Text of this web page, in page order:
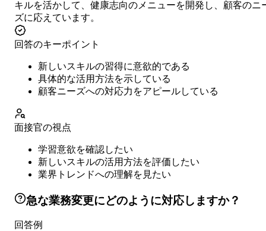
キルを活かして、健康志向のメニューを開発し、顧客のニ
ズに応えています。
回答のキーポイント
新しいスキルの習得に意欲的である
具体的な活用方法を示している
顧客ニーズへの対応力をアピールしている
面接官の視点
学習意欲を確認したい
新しいスキルの活用方法を評価したい
業界トレンドへの理解を見たい
急な業務変更にどのように対応しますか？
回答例